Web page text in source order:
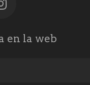
en la web